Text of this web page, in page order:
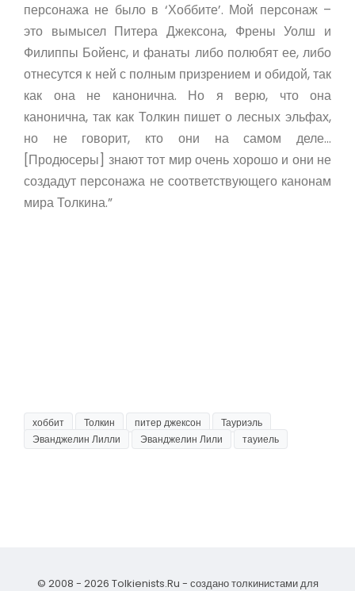
персонажа не было в ‘Хоббите’. Мой персонаж –
это вымысел Питера Джексона, Френы Уолш и
Филиппы Бойенс, и фанаты либо полюбят ее, либо
отнесутся к ней с полным призрением и обидой, так
как она не канонична. Но я верю, что она
канонична, так как Толкин пишет о лесных эльфах,
но не говорит, кто они на самом деле…
[Продюсеры] знают тот мир очень хорошо и они не
создадут персонажа не соответствующего канонам
мира Толкина.”
хоббит Толкин питер джексон
Тауриэль
Эванджелин Лилли
Эванджелин Лили тауиель
© 2008 - 2026 Tolkienists.Ru - создано толкинистами для